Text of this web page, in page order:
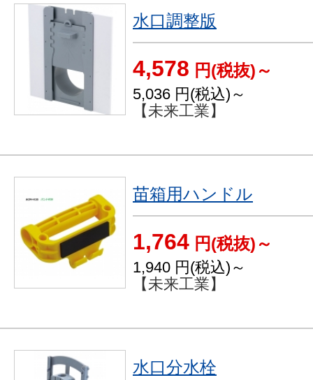
水口調整版
4,578 円(税抜)～
5,036 円(税込)～
【未来工業】
苗箱用ハンドル
1,764 円(税抜)～
1,940 円(税込)～
【未来工業】
水口分水栓